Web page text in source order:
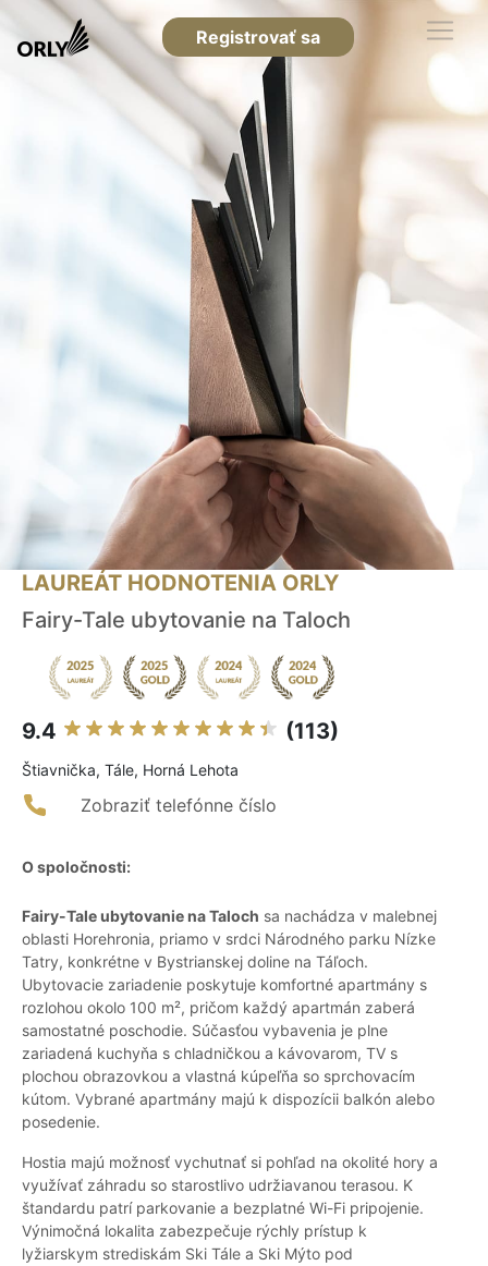
Registrovať sa
LAUREÁT HODNOTENIA ORLY
Fairy-Tale ubytovanie na Taloch
9.4 (113)
Štiavnička, Tále, Horná Lehota
Zobraziť telefónne číslo
O spoločnosti:
Fairy-Tale ubytovanie na Taloch sa nachádza v malebnej
oblasti Horehronia, priamo v srdci Národného parku Nízke
Tatry, konkrétne v Bystrianskej doline na Táľoch.
Ubytovacie zariadenie poskytuje komfortné apartmány s
rozlohou okolo 100 m², pričom každý apartmán zaberá
samostatné poschodie. Súčasťou vybavenia je plne
zariadená kuchyňa s chladničkou a kávovarom, TV s
plochou obrazovkou a vlastná kúpeľňa so sprchovacím
kútom. Vybrané apartmány majú k dispozícii balkón alebo
posedenie.
Hostia majú možnosť vychutnať si pohľad na okolité hory a
využívať záhradu so starostlivo udržiavanou terasou. K
štandardu patrí parkovanie a bezplatné Wi-Fi pripojenie.
Výnimočná lokalita zabezpečuje rýchly prístup k
lyžiarskym strediskám Ski Tále a Ski Mýto pod